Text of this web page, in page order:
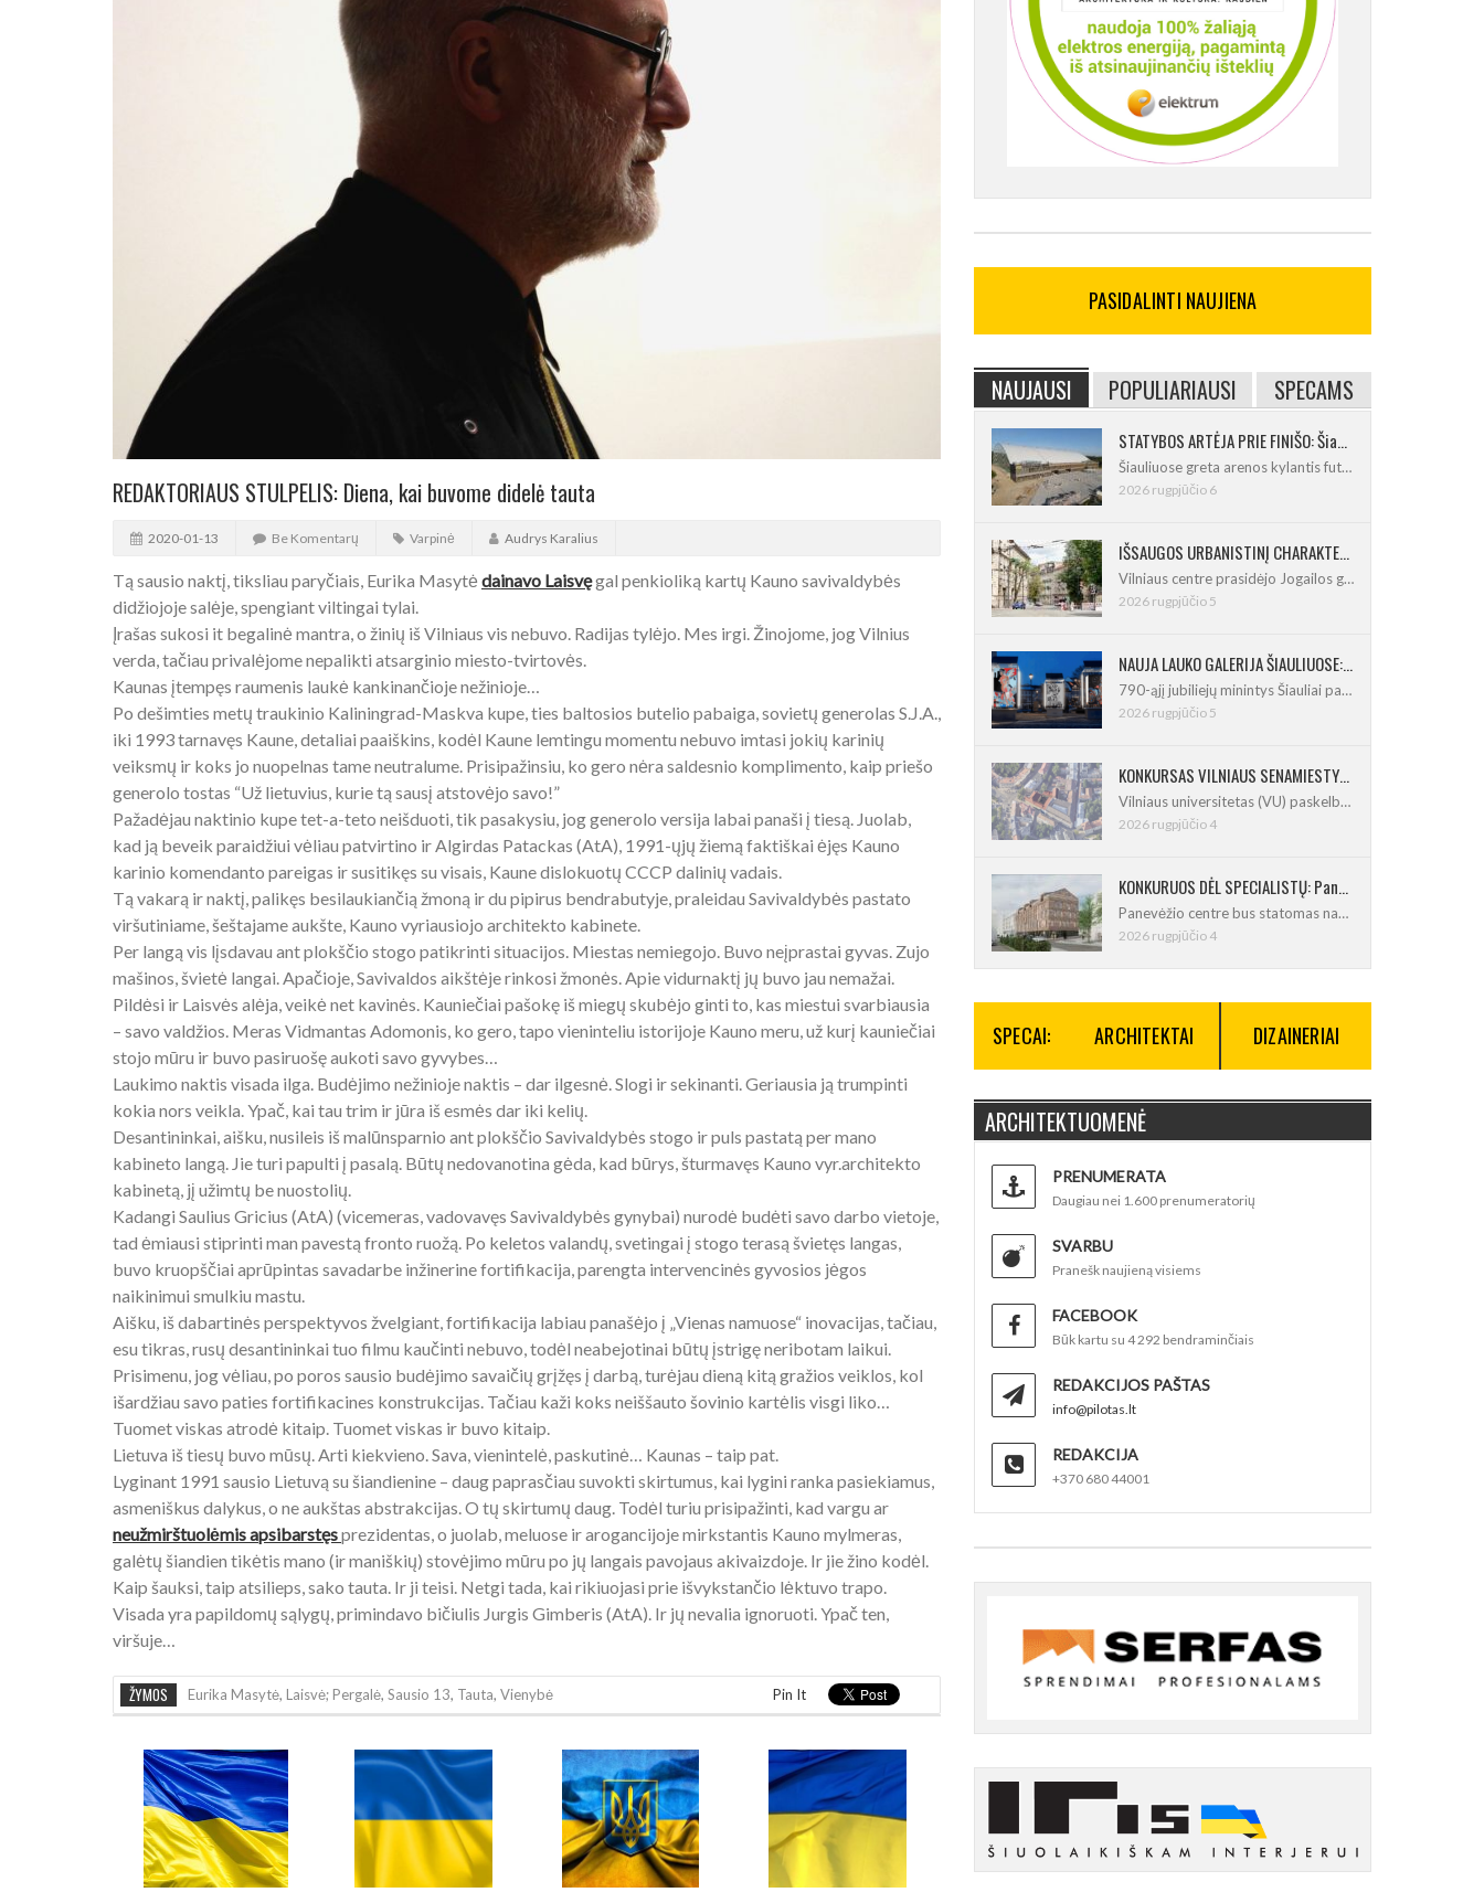
REDAKTORIAUS STULPELIS: Diena, kai buvome didelė tauta
2020-01-13 Be Komentarų Varpinė Audrys Karalius
Tą sausio naktį, tiksliau paryčiais, Eurika Masytė dainavo Laisvęgal penkioliką kartų Kauno savivaldybės
didžiojoje salėje, spengiant viltingai tylai.
Įrašas sukosi it begalinė mantra, o žinių iš Vilniaus vis nebuvo. Radijas tylėjo. Mes irgi. Žinojome, jog Vilnius
verda, tačiau privalėjome nepalikti atsarginio miesto-tvirtovės.
Kaunas įtempęs raumenis laukė kankinančioje nežinioje…
Po dešimties metų traukinio Kaliningrad-Maskva kupe, ties baltosios butelio pabaiga, sovietų generolas S.J.A.,
iki 1993 tarnavęs Kaune, detaliai paaiškins, kodėl Kaune lemtingu momentu nebuvo imtasi jokių karinių
veiksmų ir koks jo nuopelnas tame neutralume. Prisipažinsiu, ko gero nėra saldesnio komplimento, kaip priešo
generolo tostas “Už lietuvius, kurie tą sausį atstovėjo savo!”
Pažadėjau naktinio kupe tet-a-teto neišduoti, tik pasakysiu, jog generolo versija labai panaši į tiesą. Juolab,
kad ją beveik paraidžiui vėliau patvirtino ir Algirdas Patackas (AtA), 1991-ųjų žiemą faktiškai ėjęs Kauno
karinio komendanto pareigas ir susitikęs su visais, Kaune dislokuotų CCCP dalinių vadais.
Tą vakarą ir naktį, palikęs besilaukiančią žmoną ir du pipirus bendrabutyje, praleidau Savivaldybės pastato
viršutiniame, šeštajame aukšte, Kauno vyriausiojo architekto kabinete.
Per langą vis lįsdavau ant plokščio stogo patikrinti situacijos. Miestas nemiegojo. Buvo neįprastai gyvas. Zujo
mašinos, švietė langai. Apačioje, Savivaldos aikštėje rinkosi žmonės. Apie vidurnaktį jų buvo jau nemažai.
Pildėsi ir Laisvės alėja, veikė net kavinės. Kauniečiai pašokę iš miegų skubėjo ginti to, kas miestui svarbiausia
– savo valdžios. Meras Vidmantas Adomonis, ko gero, tapo vieninteliu istorijoje Kauno meru, už kurį kauniečiai
stojo mūru ir buvo pasiruošę aukoti savo gyvybes…
Laukimo naktis visada ilga. Budėjimo nežinioje naktis – dar ilgesnė. Slogi ir sekinanti. Geriausia ją trumpinti
kokia nors veikla. Ypač, kai tau trim ir jūra iš esmės dar iki kelių.
Desantininkai, aišku, nusileis iš malūnsparnio ant plokščio Savivaldybės stogo ir puls pastatą per mano
kabineto langą. Jie turi papulti į pasalą. Būtų nedovanotina gėda, kad būrys, šturmavęs Kauno vyr.architekto
kabinetą, jį užimtų be nuostolių.
Kadangi Saulius Gricius (AtA) (vicemeras, vadovavęs Savivaldybės gynybai) nurodė budėti savo darbo vietoje,
tad ėmiausi stiprinti man pavestą fronto ruožą. Po keletos valandų, svetingai į stogo terasą švietęs langas,
buvo kruopščiai aprūpintas savadarbe inžinerine fortifikacija, parengta intervencinės gyvosios jėgos
naikinimui smulkiu mastu.
Aišku, iš dabartinės perspektyvos žvelgiant, fortifikacija labiau panašėjo į „Vienas namuose“ inovacijas, tačiau,
esu tikras, rusų desantininkai tuo filmu kaučinti nebuvo, todėl neabejotinai būtų įstrigę neribotam laikui.
Prisimenu, jog vėliau, po poros sausio budėjimo savaičių grįžęs į darbą, turėjau dieną kitą gražios veiklos, kol
išardžiau savo paties fortifikacines konstrukcijas. Tačiau kaži koks neiššauto šovinio kartėlis visgi liko…
Tuomet viskas atrodė kitaip. Tuomet viskas ir buvo kitaip.
Lietuva iš tiesų buvo mūsų. Arti kiekvieno. Sava, vienintelė, paskutinė… Kaunas – taip pat.
Lyginant 1991 sausio Lietuvą su šiandienine – daug paprasčiau suvokti skirtumus, kai lygini ranka pasiekiamus,
asmeniškus dalykus, o ne aukštas abstrakcijas. O tų skirtumų daug. Todėl turiu prisipažinti, kad vargu ar
neužmirštuolėmis apsibarstęsprezidentas, o juolab, meluose ir arogancijoje mirkstantis Kauno mylmeras,
galėtų šiandien tikėtis mano (ir maniškių) stovėjimo mūru po jų langais pavojaus akivaizdoje. Ir jie žino kodėl.
Kaip šauksi, taip atsilieps, sako tauta. Ir ji teisi. Netgi tada, kai rikiuojasi prie išvykstančio lėktuvo trapo.
Visada yra papildomų sąlygų, primindavo bičiulis Jurgis Gimberis (AtA). Ir jų nevalia ignoruoti. Ypač ten,
viršuje…
ŽYMOS Eurika Masytė, Laisvė; Pergalė, Sausio 13, Tauta, Vienybė Pin It
PASIDALINTI NAUJIENA
NAUJAUSI POPULIARIAUSI SPECAMS
STATYBOS ARTĖJA PRIE FINIŠO: Šiaulių futbolo ir regbio maniežas įgavo kontūrus
Šiauliuose greta arenos kylantis futbolo
2026 rugpjūčio 6
IŠSAUGOS URBANISTINĮ CHARAKTERĮ: Vilniuje pradėtas Jogailos gatvės remontas
Vilniaus centre prasidėjo Jogailos gatvės
2026 rugpjūčio 5
NAUJA LAUKO GALERIJA ŠIAULIUOSE: Pirmoje ekspozicijoje – Eduardo Juchnevičiaus kūryba
790-ąjį jubiliejų minintys Šiauliai pasipildo
2026 rugpjūčio 5
KONKURSAS VILNIAUS SENAMIESTYJE: Vilniaus universitetui reikia pedagogų rengimo centro
Vilniaus universitetas (VU) paskelbė pastatų
2026 rugpjūčio 4
KONKURUOS DĖL SPECIALISTŲ: Panevėžio centre iškils naujas 21 būsto namas
Panevėžio centre bus statomas naujas
2026 rugpjūčio 4
SPECAI: ARCHITEKTAI DIZAINERIAI
ARCHITEKTUOMENĖ
PRENUMERATA
Daugiau nei 1.600 prenumeratorių
SVARBU
Pranešk naujieną visiems
FACEBOOK
Būk kartu su 4 292 bendraminčiais
REDAKCIJOS PAŠTAS
info@pilotas.lt
REDAKCIJA
+370 680 44001